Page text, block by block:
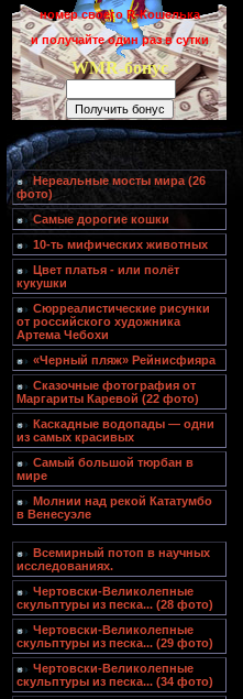
номер своего R-Кошелька
и получайте один раз в сутки
WMR-бонус
Нереальные мосты мира (26
фото)
Самые дорогие кошки
10-ть мифических животных
Цвет платья - или полёт
кукушки
Сюрреалистические рисунки
от российского художника
Артема Чебохи
«Черный пляж» Рейнисфияра
Сказочные фотография от
Маргариты Каревой (22 фото)
Каскадные водопады — одни
из самых красивых
Самый большой тюрбан в
мире
Молнии над рекой Кататумбо
в Венесуэле
Всемирный потоп в научных
исследованиях.
Чертовски-Великолепные
скульптуры из песка... (28 фото)
Чертовски-Великолепные
скульптуры из песка... (29 фото)
Чертовски-Великолепные
скульптуры из песка... (34 фото)